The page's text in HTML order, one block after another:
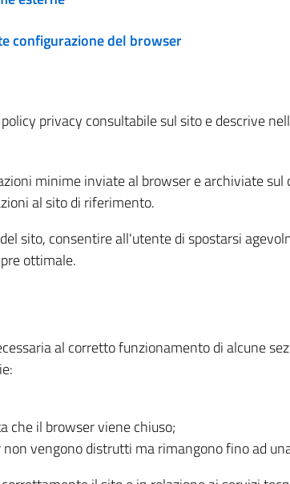
configurazione del browser
privacy consultabile sul sito e descrive
minime inviate al browser e archiviate
al sito di riferimento.
sito, consentire all'utente di spostarsi
ottimale.
al corretto funzionamento di alcune
che il browser viene chiuso;
vengono distrutti ma rimangono fino ad